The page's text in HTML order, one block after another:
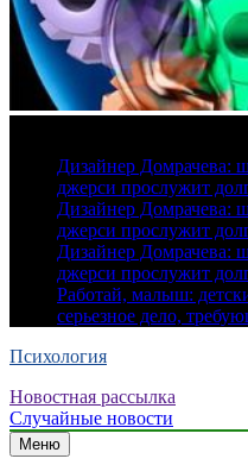
Дизайнер Домрачева:
джерси прослужит
Дизайнер Домрачева:
джерси прослужит
Дизайнер Домрачева:
джерси прослужит
Работай, малыш:
серьезное дело,
Психология
Новостная рассылка
Случайные новости
Меню